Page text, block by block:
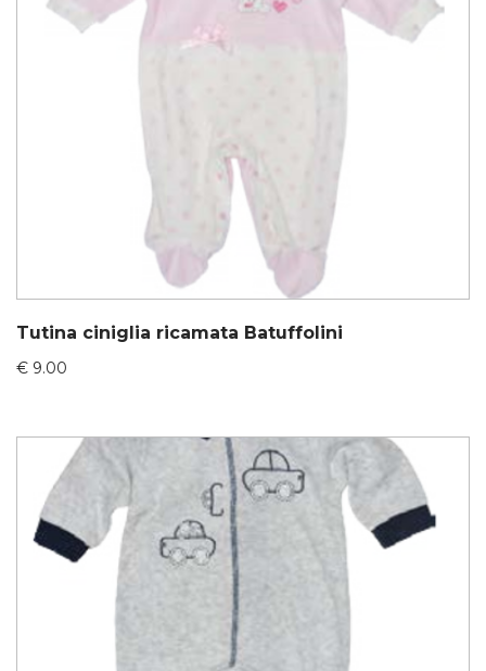
Tutina ciniglia ricamata Batuffolini
€ 9.00